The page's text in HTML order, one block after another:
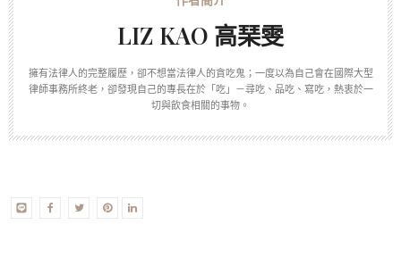
LIZ KAO 高琹雯
擁有法律人的完整履歷，卻不想當法律人的貪吃鬼；一度以為自己會在國際大型
律師事務所終老，卻發現自己的專長在於「吃」－尋吃、品吃、寫吃，熱衷於一
切與飲食相關的事物。